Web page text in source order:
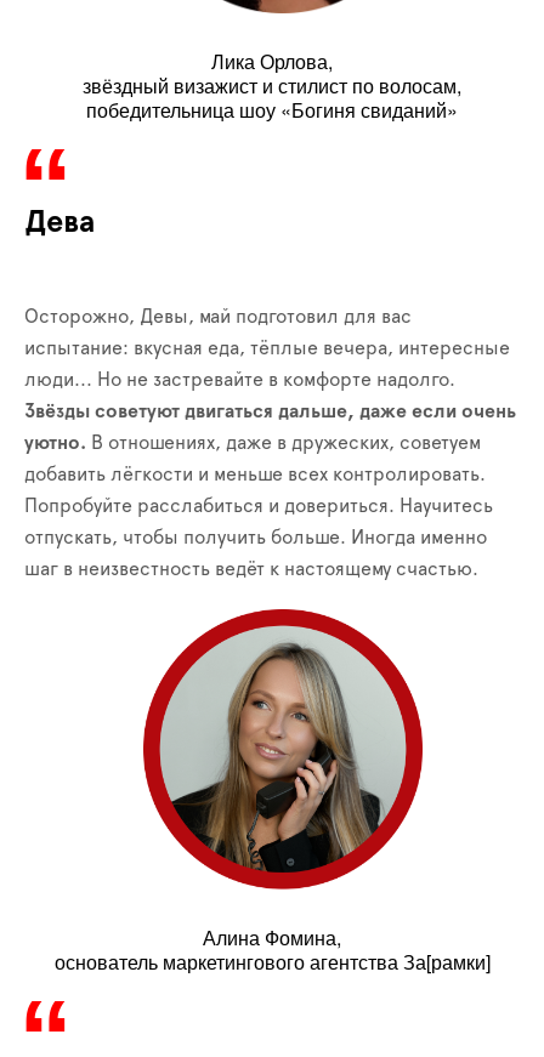
Лика Орлова,
звёздный визажист и стилист по волосам,
победительница шоу «Богиня свиданий»
Дева
Осторожно, Девы, май подготовил для вас
испытание: вкусная еда, тёплые вечера, интересные
люди... Но не застревайте в комфорте надолго.
Звёзды советуют двигаться дальше, даже если очень
уютно. В отношениях, даже в дружеских, советуем
добавить лёгкости и меньше всех контролировать.
Попробуйте расслабиться и довериться. Научитесь
отпускать, чтобы получить больше. Иногда именно
шаг в неизвестность ведёт к настоящему счастью.
Алина Фомина,
основатель маркетингового агентства За[рамки]